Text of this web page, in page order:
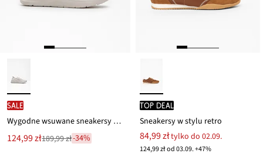
SALE
Wygodne wsuwane sneakersy marki Kangaroos z miękkiego materiału
Nowa
cena
124,99 zł
Przeceniono189,99 zł-34%
TOP DEAL
Sneakersy w stylu retro
84,99 złtylko do 02.09.
124,99 zł od 03.09. +47%